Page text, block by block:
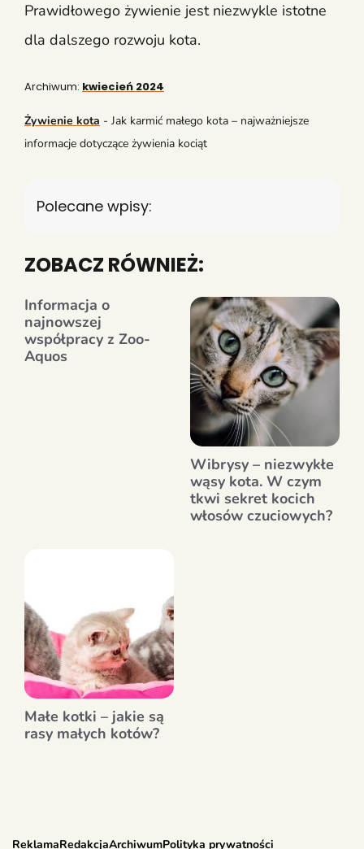
Prawidłowego żywienie jest niezwykle istotne
dla dalszego rozwoju kota.
Archiwum: kwiecień 2024
Żywienie kota - Jak karmić małego kota – najważniejsze
informacje dotyczące żywienia kociąt
Polecane wpisy:
ZOBACZ RÓWNIEŻ:
Informacja o
najnowszej
współpracy z Zoo-
Aquos
Wibrysy – niezwykłe
wąsy kota. W czym
tkwi sekret kocich
włosów czuciowych?
Małe kotki – jakie są
rasy małych kotów?
ReklamaRedakcjaArchiwumPolityka prywatności